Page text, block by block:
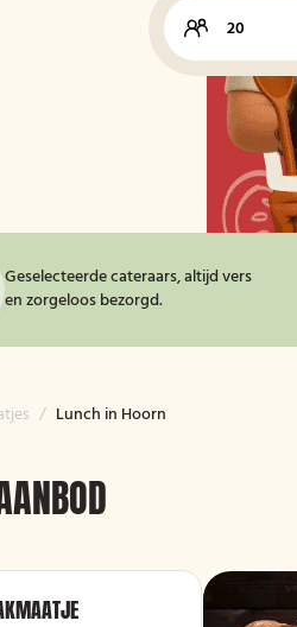
Geselecteerde cateraars, altijd vers
en zorgeloos bezorgd.
/ Lunch in Hoorn